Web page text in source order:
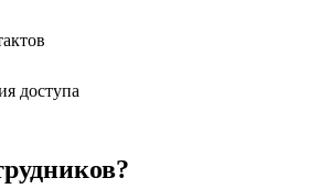
доступа